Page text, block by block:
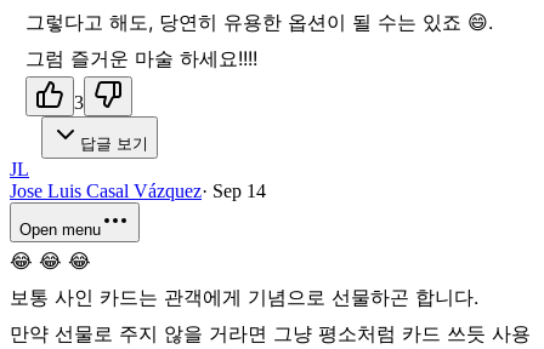
그렇다고 해도, 당연히 유용한 옵션이 될 수는 있죠 😄.
그럼 즐거운 마술 하세요!!!!
3
답글 보기
JL
Jose Luis Casal Vázquez· Sep 14
Open menu
😂 😂 😂
보통 사인 카드는 관객에게 기념으로 선물하곤 합니다.
만약 선물로 주지 않을 거라면 그냥 평소처럼 카드 쓰듯 사용